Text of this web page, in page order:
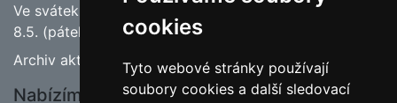
cookies
Tyto webové stránky používají
soubory cookies a další sledovací
Ve svátek 1.5. (pátek) bude naše prodejna zavřena a
8.5. (pátek) bude otevřeno.
Archiv aktualit
Nabízíme